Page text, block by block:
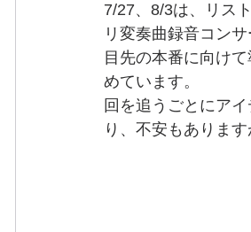
7/27、8/3は、リス
リ変奏曲録音コン
目先の本番に向け
めています。
回を追うごとにア
り、不安もありま